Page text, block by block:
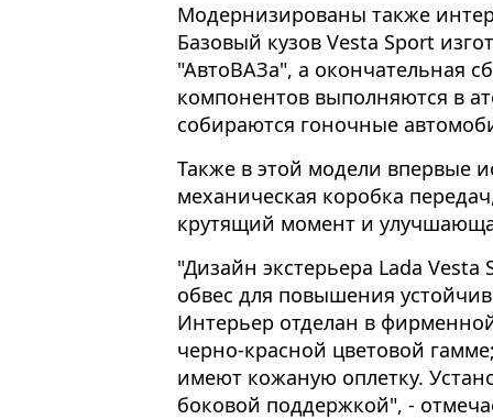
Модернизированы также
Базовый кузов Vesta Sport
"АвтоВАЗа", а окончательная
компонентов выполняются в
собираются гоночные
Также в этой модели впервые
механическая коробка
крутящий момент и
"Дизайн экстерьера Lada
обвес для повышения
Интерьер отделан в
черно-красной цветовой
имеют кожаную оплетку.
боковой поддержкой", -